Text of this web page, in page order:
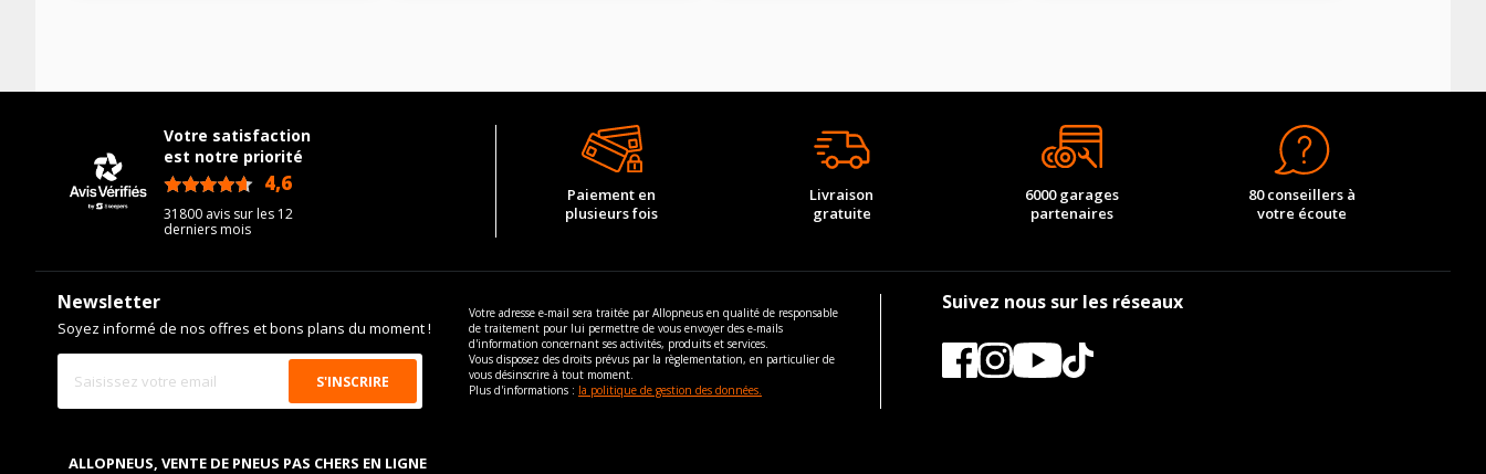
Votre satisfaction
est notre priorité
4,6
31800 avis sur les 12
derniers mois
Paiement en
plusieurs fois
Livraison
gratuite
6000 garages
partenaires
80 conseillers à
votre écoute
Newsletter
Soyez informé de nos offres et bons plans du moment !
Votre adresse e-mail sera traitée par Allopneus en qualité de responsable
de traitement pour lui permettre de vous envoyer des e-mails
d'information concernant ses activités, produits et services.
Vous disposez des droits prévus par la règlementation, en particulier de
vous désinscrire à tout moment.
Plus d'informations : la politique de gestion des données.
Suivez nous sur les réseaux
ALLOPNEUS, VENTE DE PNEUS PAS CHERS EN LIGNE